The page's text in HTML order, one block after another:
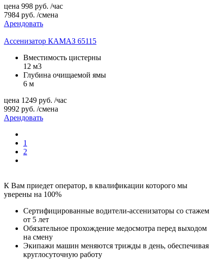
цена 998 руб. /час
7984 руб. /смена
Арендовать
Ассенизатор КАМАЗ 65115
Вместимость цистерны
12 м3
Глубина очищаемой ямы
6 м
цена 1249 руб. /час
9992 руб. /смена
Арендовать
1
2
К Вам приедет оператор, в квалификации которого мы
уверены на 100%
Сертифицированные водители-ассенизаторы со стажем
от 5 лет
Обязательное прохождение медосмотра перед выходом
на смену
Экипажи машин меняются трижды в день, обеспечивая
круглосуточную работу